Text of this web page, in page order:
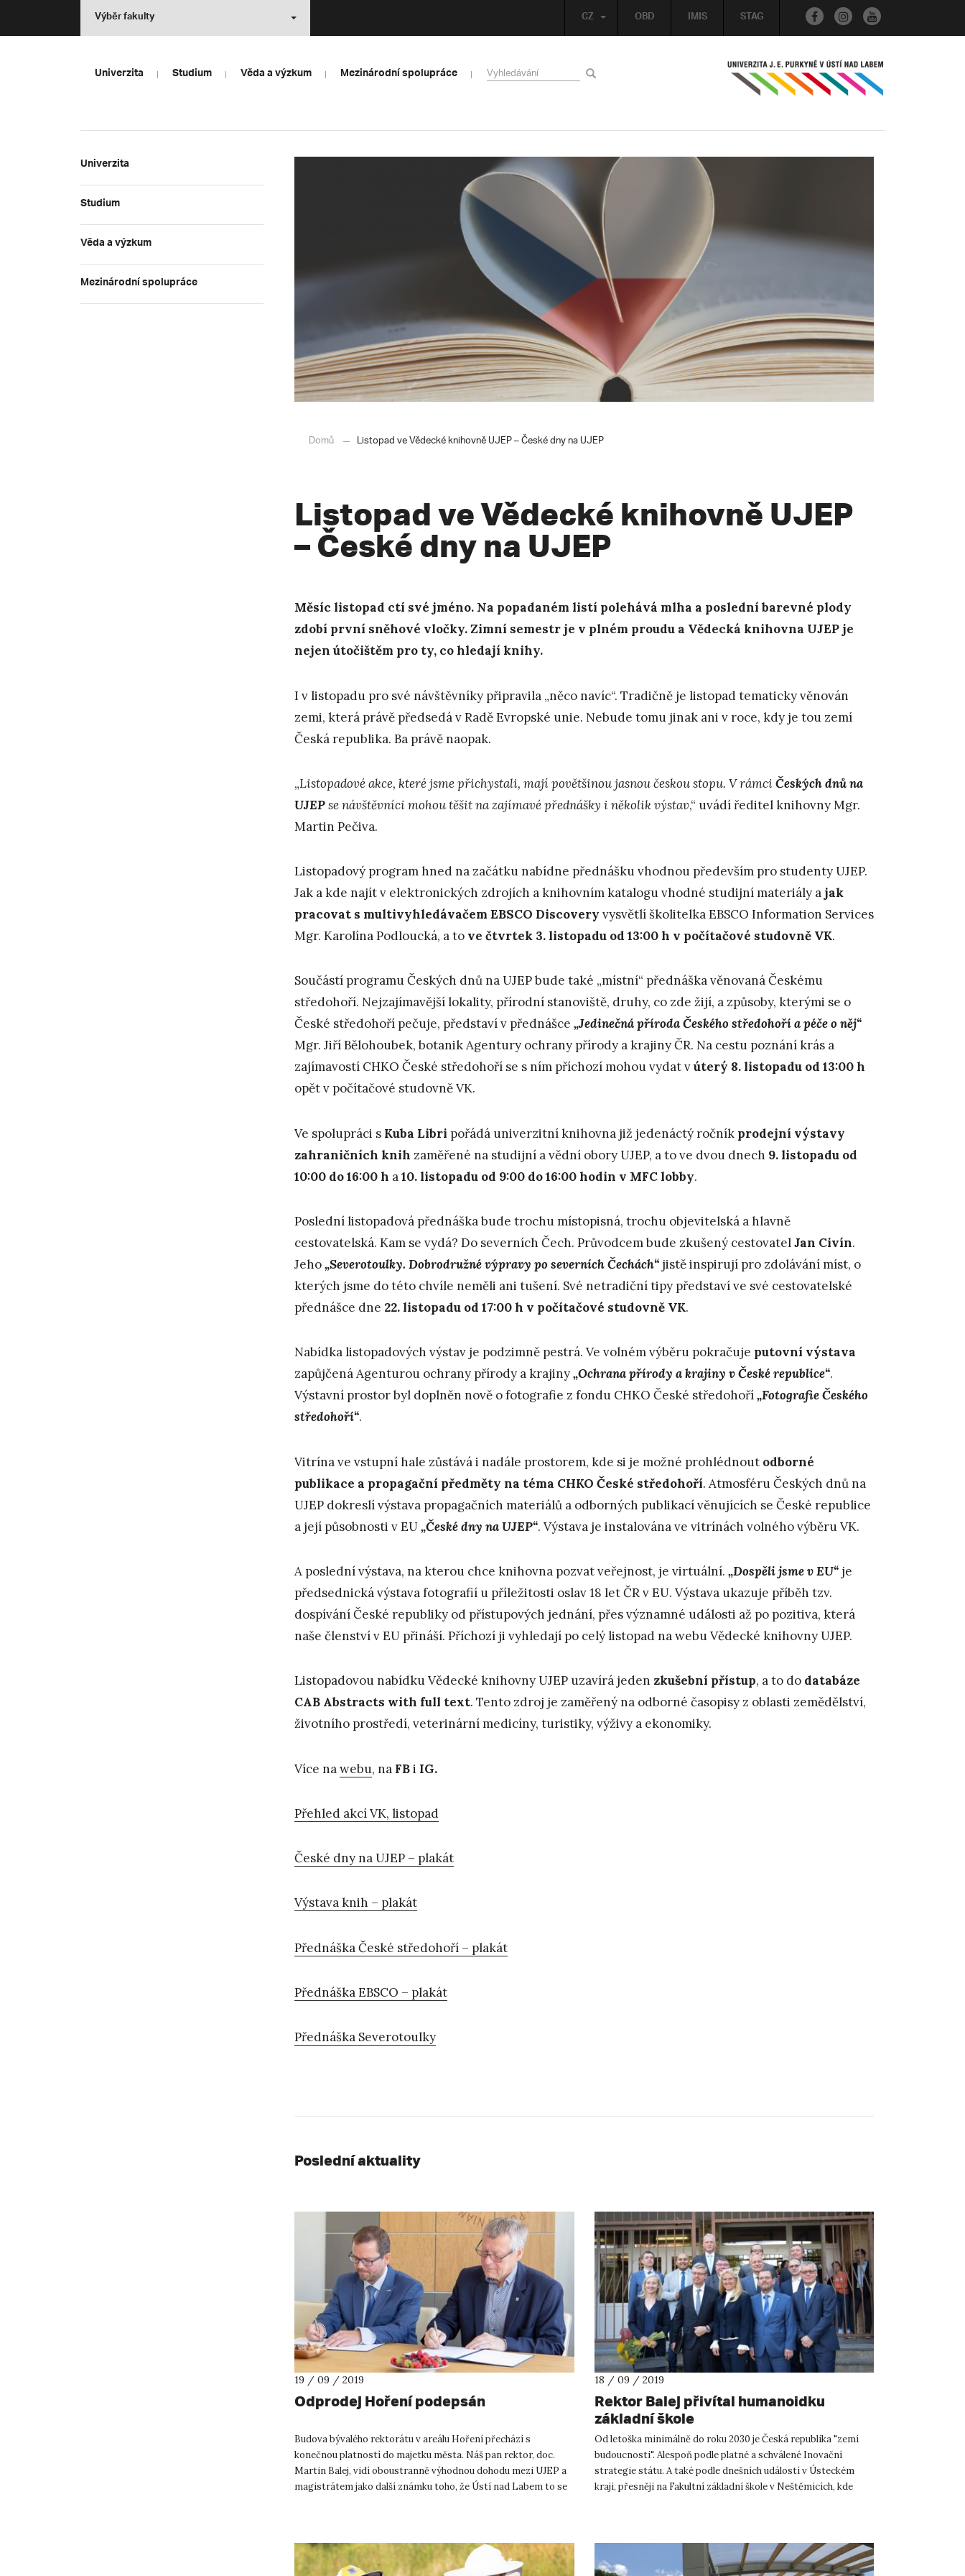
OBD IMIS STAG
CZ
Výběr fakulty
Univerzita Studium Věda a výzkum Mezinárodní spolupráce
Univerzita
Studium
Věda a výzkum
Mezinárodní spolupráce
Domů Listopad ve Vědecké knihovně UJEP – České dny na UJEP
Listopad ve Vědecké knihovně UJEP
– České dny na UJEP
Měsíc listopad ctí své jméno. Na popadaném listí polehává mlha a poslední barevné plody
zdobí první sněhové vločky. Zimní semestr je v plném proudu a Vědecká knihovna UJEP je
nejen útočištěm pro ty, co hledají knihy.
I v listopadu pro své návštěvníky připravila „něco navíc“. Tradičně je listopad tematicky věnován
zemi, která právě předsedá v Radě Evropské unie. Nebude tomu jinak ani v roce, kdy je tou zemí
Česká republika. Ba právě naopak.
„Listopadové akce, které jsme přichystali, mají povětšinou jasnou českou stopu. V rámci Českých dnů na
UJEPse návštěvníci mohou těšit na zajímavé přednášky i několik výstav,“ uvádí ředitel knihovny Mgr.
Martin Pečiva.
Listopadový program hned na začátku nabídne přednášku vhodnou především pro studenty UJEP.
Jak a kde najít v elektronických zdrojích a knihovním katalogu vhodné studijní materiály ajak
pracovat s multivyhledávačem EBSCO Discovery vysvětlí školitelka EBSCO Information Services
Mgr. Karolína Podloucká, a to ve čtvrtek 3. listopadu od 13:00 h v počítačové studovně VK.
Součástí programu Českých dnů na UJEP bude také „místní“ přednáška věnovaná Českému
středohoří. Nejzajímavější lokality, přírodní stanoviště, druhy, co zde žijí, a způsoby, kterými se o
České středohoří pečuje, představí v přednášce „Jedinečná příroda Českého středohoří a péče o něj“
Mgr. Jiří Bělohoubek, botanik Agentury ochrany přírody a krajiny ČR. Na cestu poznání krás a
zajímavostí CHKO České středohoří se s ním příchozí mohou vydat vúterý 8. listopadu od 13:00 h
opět v počítačové studovně VK.
Ve spolupráci s Kuba Libri pořádá univerzitní knihovna již jedenáctý ročník prodejní výstavy
zahraničních knih zaměřené na studijní a vědní obory UJEP, a to ve dvou dnech 9. listopadu od
10:00 do 16:00 h a10. listopadu od 9:00 do 16:00 hodin v MFC lobby.
Poslední listopadová přednáška bude trochu místopisná, trochu objevitelská a hlavně
cestovatelská. Kam se vydá? Do severních Čech. Průvodcem bude zkušený cestovatelJan Civín.
Jeho„Severotoulky. Dobrodružné výpravy po severních Čechách“ jistě inspirují pro zdolávání míst, o
kterých jsme do této chvíle neměli ani tušení. Své netradiční tipy představí ve své cestovatelské
přednášce dne 22. listopadu od 17:00 h v počítačové studovně VK.
Nabídka listopadových výstav je podzimně pestrá. Ve volném výběru pokračuje putovní výstava
zapůjčená Agenturou ochrany přírody a krajiny„Ochrana přírody a krajiny v České republice“.
Výstavní prostor byl doplněn nově o fotografie z fondu CHKO České středohoří„Fotografie Českého
středohoří“.
Vitrína ve vstupní hale zůstává i nadále prostorem, kde si je možné prohlédnout odborné
publikace a propagační předměty na téma CHKO České středohoří. Atmosféru Českých dnů na
UJEP dokreslí výstava propagačních materiálů a odborných publikací věnujících se České republice
a její působnosti v EU „České dny na UJEP“. Výstava je instalována ve vitrínách volného výběru VK.
A poslední výstava, na kterou chce knihovna pozvat veřejnost, je virtuální. „Dospěli jsme v EU“ je
předsednická výstava fotografií u příležitosti oslav 18 let ČR v EU. Výstava ukazuje příběh tzv.
dospívání České republiky od přístupových jednání, přes významné události až po pozitiva, která
naše členství v EU přináší. Příchozí ji vyhledají po celý listopad na webu Vědecké knihovny UJEP.
Listopadovou nabídku Vědecké knihovny UJEP uzavírá jeden zkušební přístup, a to do databáze
CAB Abstracts with full text. Tento zdroj je zaměřený na odborné časopisy z oblasti zemědělství,
životního prostředí, veterinární medicíny, turistiky, výživy a ekonomiky.
Více nawebu, na FBi IG.
Přehled akcí VK, listopad
České dny na UJEP – plakát
Výstava knih – plakát
Přednáška České středohoří – plakát
Přednáška EBSCO – plakát
Přednáška Severotoulky
Poslední aktuality
19 / 09 / 2019
Odprodej Hoření podepsán
Budova bývalého rektorátu v areálu Hoření přechází s
konečnou platností do majetku města. Náš pan rektor, doc.
Martin Balej, vidí oboustranně výhodnou dohodu mezi UJEP a
magistrátem jako další známku toho, že Ústí nad Labem to se
18 / 09 / 2019
Rektor Balej přivítal humanoidku
základní škole
Od letoška minimálně do roku 2030 je Česká republika "zemí
budoucnosti". Alespoň podle platné a schválené Inovační
strategie státu. A také podle dnešních událostí v Ústeckém
kraji, přesněji na Fakultní základní škole v Neštěmicích, kde